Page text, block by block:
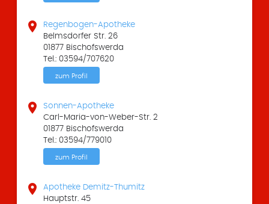

Regenbogen-Apotheke
Belmsdorfer Str. 26
01877 Bischofswerda
Tel.: 03594/707620
zum Profil

Sonnen-Apotheke
Carl-Maria-von-Weber-Str. 2
01877 Bischofswerda
Tel.: 03594/779010
zum Profil

Apotheke Demitz-Thumitz
Hauptstr. 45